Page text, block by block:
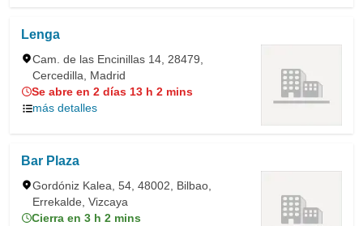
Lenga
Cam. de las Encinillas 14, 28479,
Cercedilla, Madrid
Se abre en 2 días 13 h 2 mins
más detalles
Bar Plaza
Gordóniz Kalea, 54, 48002, Bilbao,
Errekalde, Vizcaya
Cierra en 3 h 2 mins